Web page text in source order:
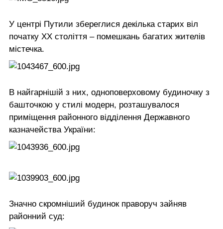
У центрі Путили збереглися декілька старих віл
початку ХХ століття – помешкань багатих жителів
містечка.
В найгарнішій з них, одноповерховому будиночку з
башточкою у стилі модерн, розташувалося
приміщення районного відділення Державного
казначейства України:
Значно скромніший будинок праворуч зайняв
районний суд: